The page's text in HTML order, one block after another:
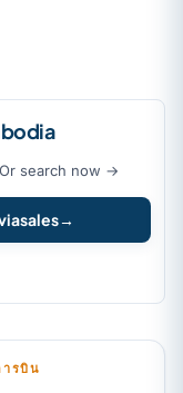
search now →
→
รบิน